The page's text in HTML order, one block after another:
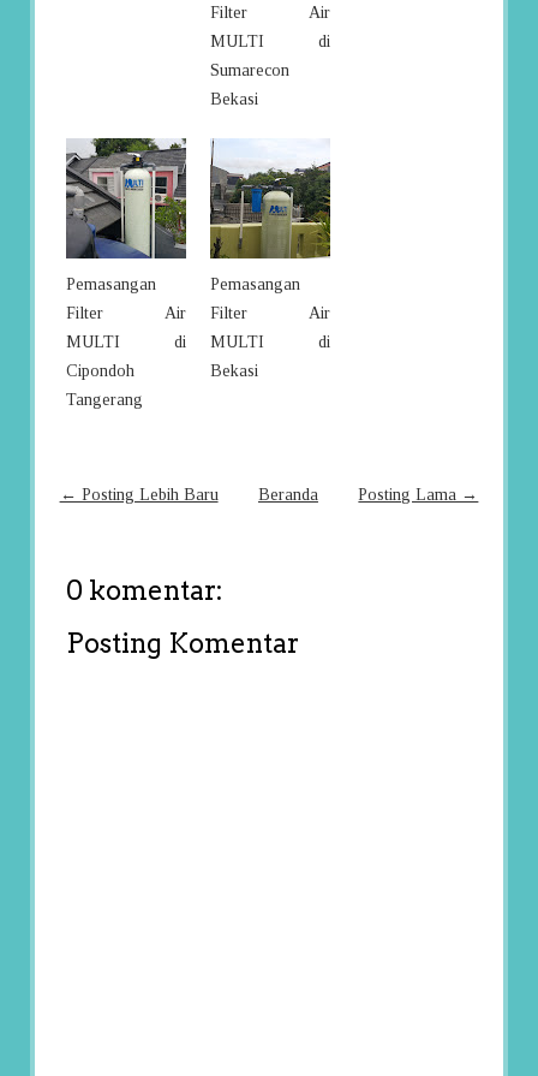
Filter Air
MULTI di
Sumarecon
Bekasi
Pemasangan
Filter Air
MULTI di
Cipondoh
Tangerang
Pemasangan
Filter Air
MULTI di
Bekasi
← Posting Lebih Baru Posting Lama →
Beranda
0 komentar:
Posting Komentar